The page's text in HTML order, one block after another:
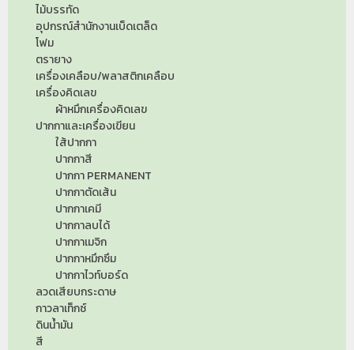
ไม้บรรทัด
อุปกรณ์สำนักงานเบ็ดเตล็ด
โฟม
ตรายาง
เครื่องเคลือบ/พลาสติกเคลือบ
เครื่องคิดเลข
ผ้าหมึกเครื่องคิดเลข
ปากกาและเครื่องเขียน
ใส้ปากกา
ปากกาสี
ปากกา PERMANENT
ปากกาตัดเส้น
ปากกาเคมี
ปากกาลบได้
ปากกาเมจิก
ปากกาหมึกซึม
ปากกาไวท์บอร์ด
ลวดเสียบกระดาษ
กาวลาเท็กซ์
ดินน้ำมัน
สี